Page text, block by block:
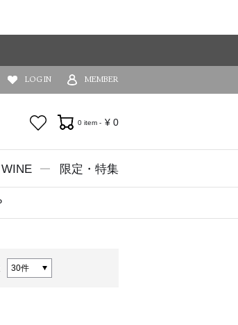
LOG IN MEMBER
お気に入り0 item - ¥ 0
限定・特集